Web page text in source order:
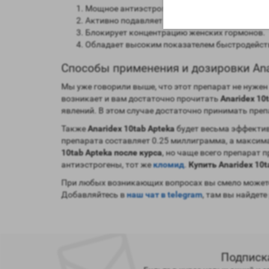
Мощное антиэстрогенное воздействие на
Активно подавляет процесс ароматизации.
Блокирует концентрацию женских гормонов.
Обладает высоким показателем
Способы применения и дозировки
Мы уже говорили выше, что этот препарат не
возникает и вам достаточно прочитатьAnaridex
явлений. В этом случае достаточно принимать
ТакжеAnaridex 10tab Aptekaбудет весьма
препарата составляет 0.25 миллиграмма, а
10tab Apteka после курса, но чаще всего препарат
антиэстрогены, тот жекломид. Купить Anaridex
При любых возникающих вопросах вы смело
Добавляйтесь внаш чат в telegram, там вы